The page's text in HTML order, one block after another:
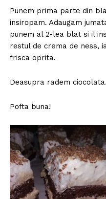
Punem prima parte din
insiropam. Adaugam
punem al 2-lea blat si il
restul de crema de ness,
frisca oprita.
Deasupra radem ciocolata.
Pofta buna!